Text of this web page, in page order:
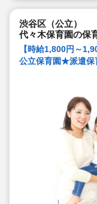
渋谷区（公立）
代々木保育園の保
【時給1,800円～
公立保育園★派遣保